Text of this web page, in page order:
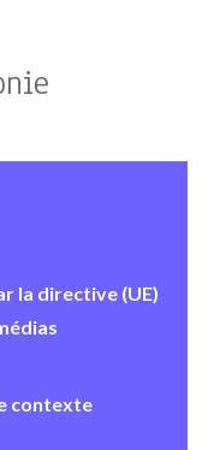
la directive (UE)
contexte